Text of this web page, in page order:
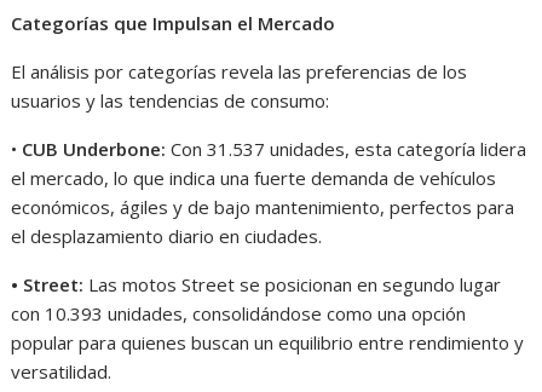
Categorías que Impulsan el Mercado
El análisis por categorías revela las preferencias de los
usuarios y las tendencias de consumo:
• CUB Underbone: Con 31.537 unidades, esta categoría lidera
el mercado, lo que indica una fuerte demanda de vehículos
económicos, ágiles y de bajo mantenimiento, perfectos para
el desplazamiento diario en ciudades.
• Street: Las motos Street se posicionan en segundo lugar
con 10.393 unidades, consolidándose como una opción
popular para quienes buscan un equilibrio entre rendimiento y
versatilidad.